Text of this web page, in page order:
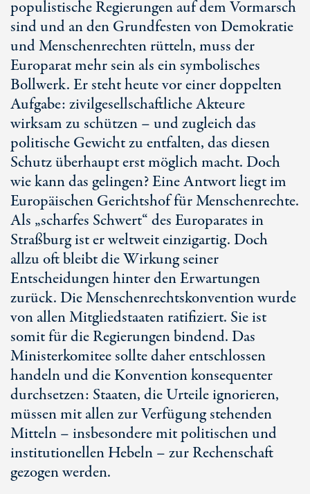
populistische Regierungen auf dem Vormarsch
sind und an den Grundfesten von Demokratie
und Menschenrechten rütteln, muss der
Europarat mehr sein als ein symbolisches
Bollwerk. Er steht heute vor einer doppelten
Aufgabe: zivilgesellschaftliche Akteure
wirksam zu schützen – und zugleich das
politische Gewicht zu entfalten, das diesen
Schutz überhaupt erst möglich macht. Doch
wie kann das gelingen? Eine Antwort liegt im
Europäischen Gerichtshof für Menschenrechte.
Als „scharfes Schwert“ des Europarates in
Straßburg ist er weltweit einzigartig. Doch
allzu oft bleibt die Wirkung seiner
Entscheidungen hinter den Erwartungen
zurück. Die Menschenrechtskonvention wurde
von allen Mitgliedstaaten ratifiziert. Sie ist
somit für die Regierungen bindend. Das
Ministerkomitee sollte daher entschlossen
handeln und die Konvention konsequenter
durchsetzen: Staaten, die Urteile ignorieren,
müssen mit allen zur Verfügung stehenden
Mitteln – insbesondere mit politischen und
institutionellen Hebeln – zur Rechenschaft
gezogen werden.